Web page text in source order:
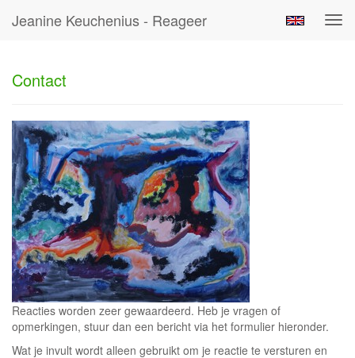
Jeanine Keuchenius - Reageer
Contact
Reacties worden zeer gewaardeerd. Heb je vragen of
opmerkingen, stuur dan een bericht via het formulier hieronder.
Wat je invult wordt alleen gebruikt om je reactie te versturen en